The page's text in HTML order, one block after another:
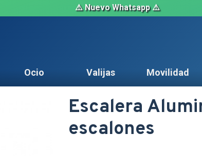
⚠️ Nuevo Whatsapp ⚠️
Ocio Valijas Movilidad
Escalera
escalones